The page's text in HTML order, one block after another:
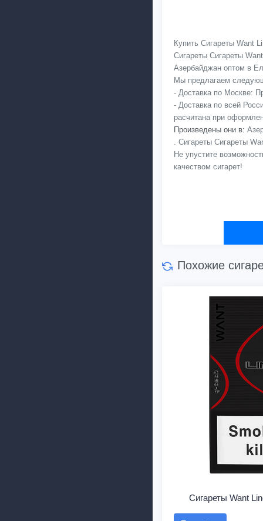
Купить Сигареты Want
Сигареты Сигареты
Азербайджан оптом в
Мы предлагаем
- Доставка по Москве:
- Доставка по всей
расчитана при
Произведены они в:
. Сигареты Сигареты
Не упустите
качеством сигарет!
Похожие
Сигареты Want